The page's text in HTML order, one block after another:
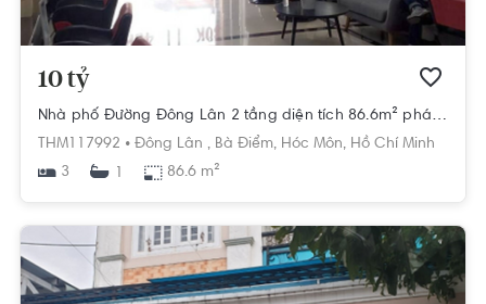
10 tỷ
Nhà phố Đường Đông Lân 2 tầng diện tích 86.6m² pháp lý sổ hồng
THM117992 • Đông Lân , Bà Điểm, Hóc Môn, Hồ Chí Minh
3
86.6 m²